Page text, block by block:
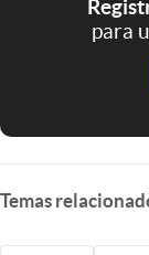
para
Temas